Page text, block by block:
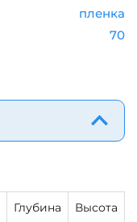
пленка
70
Глубина Высота